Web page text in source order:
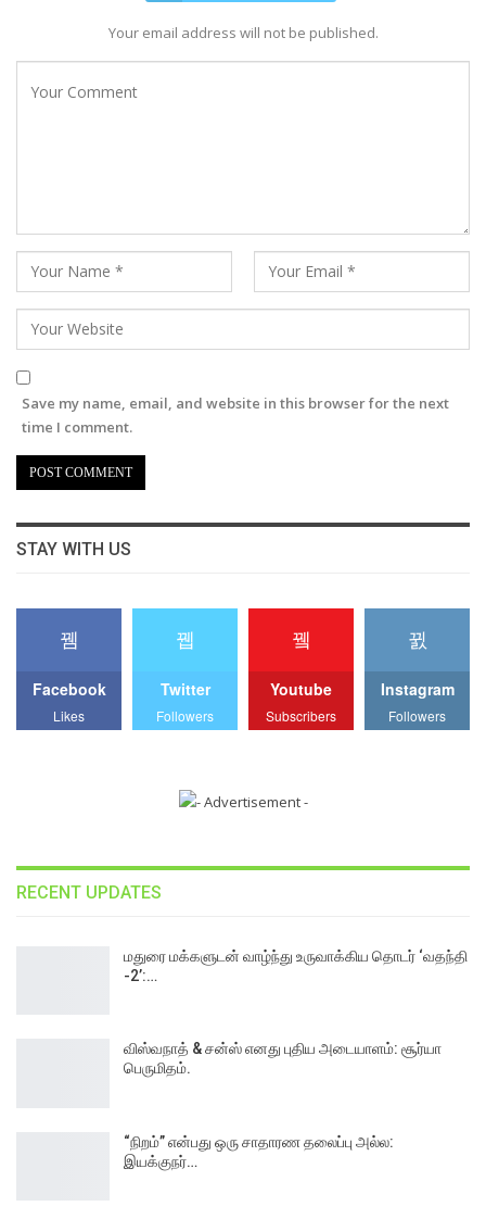
Your email address will not be published.
Save my name, email, and website in this browser for the next
time I comment.
STAY WITH US
Facebook
Likes
Twitter
Followers
Youtube
Subscribers
Instagram
Followers
RECENT UPDATES
மதுரை மக்களுடன் வாழ்ந்து உருவாக்கிய தொடர் ‘வதந்தி
-2’:…
விஸ்வநாத் & சன்ஸ் எனது புதிய அடையாளம்: சூர்யா
பெருமிதம்.
“நிறம்” என்பது ஒரு சாதாரண தலைப்பு அல்ல:
இயக்குநர்…